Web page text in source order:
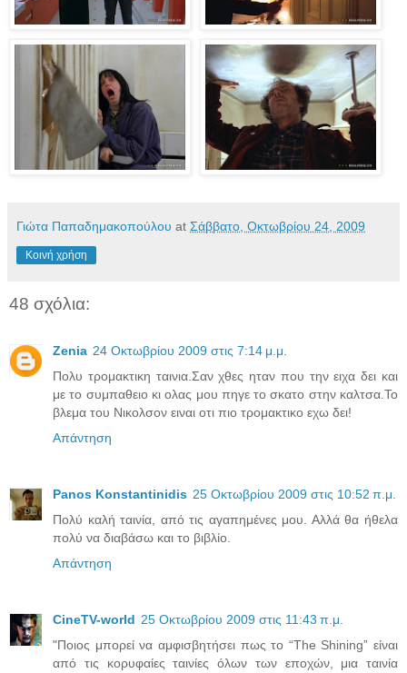
Γιώτα Παπαδημακοπούλου at Σάββατο, Οκτωβρίου 24, 2009
Κοινή χρήση
48 σχόλια:
Zenia 24 Οκτωβρίου 2009 στις 7:14 μ.μ.
Πολυ τρομακτικη ταινια.Σαν χθες ηταν που την ειχα δει και
με το συμπαθειο κι ολας μου πηγε το σκατο στην καλτσα.Το
βλεμα του Νικολσον ειναι οτι πιο τρομακτικο εχω δει!
Απάντηση
Panos Konstantinidis 25 Οκτωβρίου 2009 στις 10:52 π.μ.
Πολύ καλή ταινία, από τις αγαπημένες μου. Αλλά θα ήθελα
πολύ να διαβάσω και το βιβλίο.
Απάντηση
CineTV-world 25 Οκτωβρίου 2009 στις 11:43 π.μ.
"Ποιος μπορεί να αμφισβητήσει πως το “The Shining” είναι
από τις κορυφαίες ταινίες όλων των εποχών, μια ταινία